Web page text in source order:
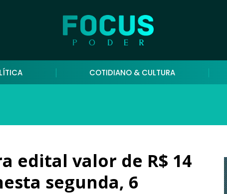
COTIDIANO & CULTURA
edital valor de R$ 14
segunda, 6